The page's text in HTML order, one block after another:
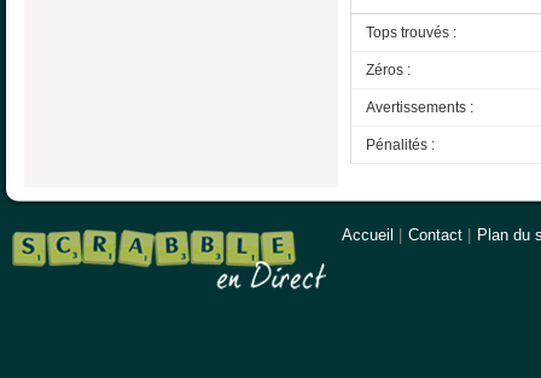
Tops trouvés :
Zéros :
Avertissements :
Pénalités :
Accueil Contact Plan du